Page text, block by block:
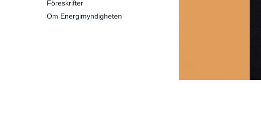
Föreskrifter
Om Energimyndigheten